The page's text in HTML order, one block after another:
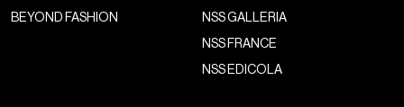
BEYOND FASHION
NSS GALLERIA
NSS FRANCE
NSS EDICOLA